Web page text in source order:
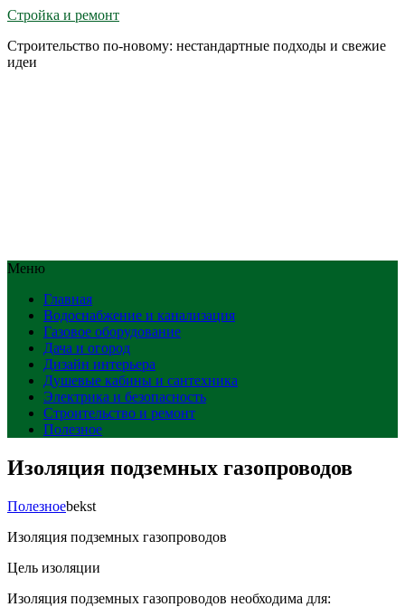
Стройка и ремонт
Строительство по-новому: нестандартные подходы и свежие
идеи
Меню
Главная
Водоснабжение и канализация
Газовое оборудование
Дача и огород
Дизайн интерьера
Душевые кабины и сантехника
Электрика и безопасность
Строительство и ремонт
Полезное
Изоляция подземных газопроводов
Полезноеbekst
Изоляция подземных газопроводов
Цель изоляции
Изоляция подземных газопроводов необходима для: